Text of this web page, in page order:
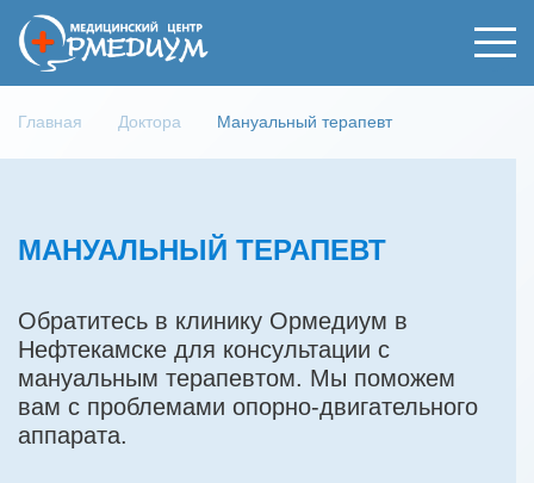
Главная Доктора Мануальный терапевт
МАНУАЛЬНЫЙ ТЕРАПЕВТ
Обратитесь в клинику Ормедиум в
Нефтекамске для консультации с
мануальным терапевтом. Мы поможем
вам с проблемами опорно-двигательного
аппарата.